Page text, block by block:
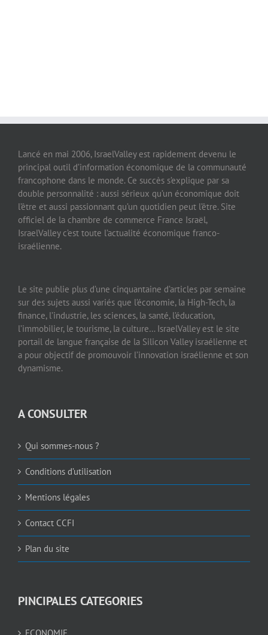
Lancé en mai 2006, IsraelValley est rapidement devenu le
principal outil d’information économique de la communauté
francophone dans le monde. Ce succès s’explique par sa
double personnalité : aussi sérieux qu’un économique doit
l’être et aussi passionnant qu’un quotidien peut l’être. Site
officiel de la chambre de commerce France Israël,
IsraelValley c’est toute l’actualité économique franco-
israélienne.
Le site publie plus d’une cinquantaine d’articles par semaine
sur des sujets aussi variés que l’économie, la High-Tech, la
finance, l’industrie, les sciences, la santé, l’éducation,
l’immobilier, le tourisme, la culture… IsraelValley est le site
portail de langue française de la Silicon Valley israélienne et
a pour objectif de promouvoir l’innovation israélienne et son
dynamisme.
A CONSULTER
Qui sommes-nous ?
Conditions d’utilisation
Mentions légales
Contact CCFI
Plan du site
PINCIPALES CATEGORIES